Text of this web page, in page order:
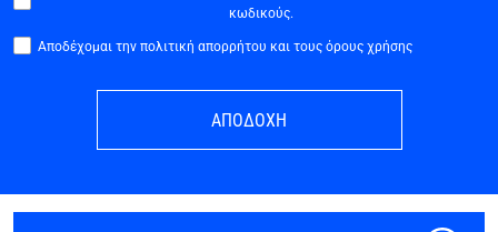
κωδικούς.
Αποδέχομαι την πολιτική απορρήτου και τους όρους χρήσης
ΑΠΟΔΟΧΗ